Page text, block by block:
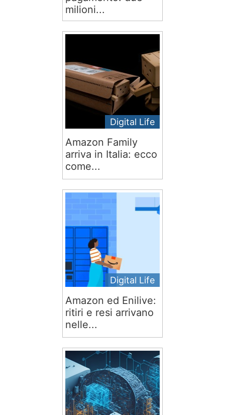
milioni...
Digital Life
Amazon Family
arriva in Italia: ecco
come...
Digital Life
Amazon ed Enilive:
ritiri e resi arrivano
nelle...